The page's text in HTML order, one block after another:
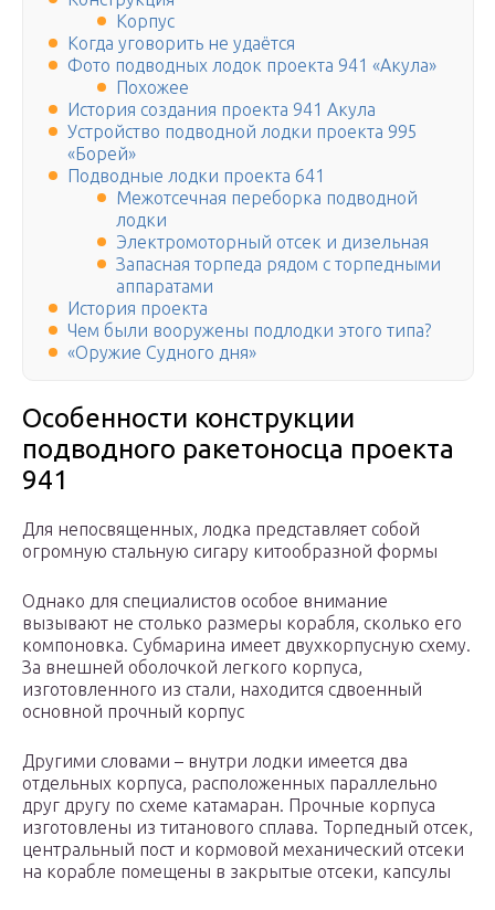
Корпус
Когда уговорить не удаётся
Фото подводных лодок проекта 941 «Акула»
Похожее
История создания проекта 941 Акула
Устройство подводной лодки проекта 995
«Борей»
Подводные лодки проекта 641
Межотсечная переборка подводной
лодки
Электромоторный отсек и дизельная
Запасная торпеда рядом с торпедными
аппаратами
История проекта
Чем были вооружены подлодки этого типа?
«Оружие Судного дня»
Особенности конструкции
подводного ракетоносца проекта
941
Для непосвященных, лодка представляет собой
огромную стальную сигару китообразной формы
Однако для специалистов особое внимание
вызывают не столько размеры корабля, сколько его
компоновка. Субмарина имеет двухкорпусную схему.
За внешней оболочкой легкого корпуса,
изготовленного из стали, находится сдвоенный
основной прочный корпус
Другими словами – внутри лодки имеется два
отдельных корпуса, расположенных параллельно
друг другу по схеме катамаран. Прочные корпуса
изготовлены из титанового сплава. Торпедный отсек,
центральный пост и кормовой механический отсеки
на корабле помещены в закрытые отсеки, капсулы